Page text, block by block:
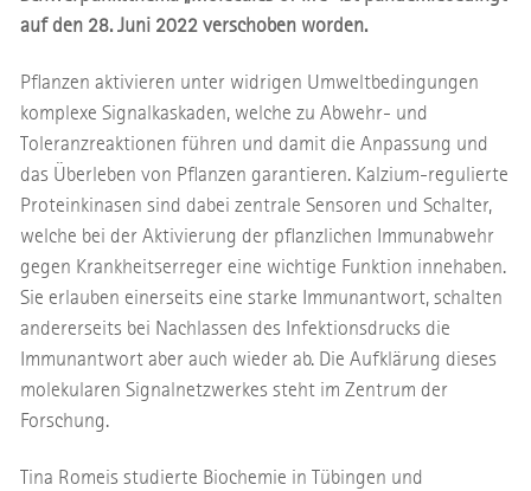
auf den 28. Juni 2022 verschoben worden.
Pflanzen aktivieren unter widrigen Umweltbedingungen
komplexe Signalkaskaden, welche zu Abwehr- und
Toleranzreaktionen führen und damit die Anpassung und
das Überleben von Pflanzen garantieren. Kalzium-regulierte
Proteinkinasen sind dabei zentrale Sensoren und Schalter,
welche bei der Aktivierung der pflanzlichen Immunabwehr
gegen Krankheitserreger eine wichtige Funktion innehaben.
Sie erlauben einerseits eine starke Immunantwort, schalten
andererseits bei Nachlassen des Infektionsdrucks die
Immunantwort aber auch wieder ab. Die Aufklärung dieses
molekularen Signalnetzwerkes steht im Zentrum der
Forschung.
Tina Romeis studierte Biochemie in Tübingen und